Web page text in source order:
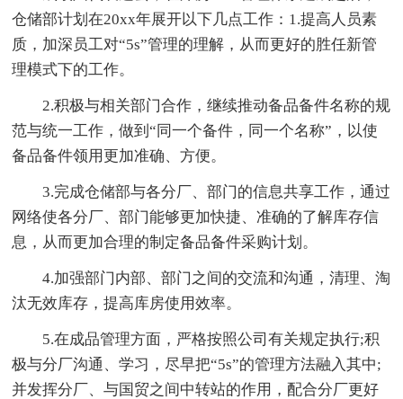
仓储部计划在20xx年展开以下几点工作：1.提高人员素
质，加深员工对“5s”管理的理解，从而更好的胜任新管
理模式下的工作。
2.积极与相关部门合作，继续推动备品备件名称的规
范与统一工作，做到“同一个备件，同一个名称”，以使
备品备件领用更加准确、方便。
3.完成仓储部与各分厂、部门的信息共享工作，通过
网络使各分厂、部门能够更加快捷、准确的了解库存信
息，从而更加合理的制定备品备件采购计划。
4.加强部门内部、部门之间的交流和沟通，清理、淘
汰无效库存，提高库房使用效率。
5.在成品管理方面，严格按照公司有关规定执行;积
极与分厂沟通、学习，尽早把“5s”的管理方法融入其中;
并发挥分厂、与国贸之间中转站的作用，配合分厂更好